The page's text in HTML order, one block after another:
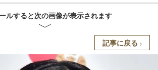
ルすると次の画像が表示されます
記事に戻る